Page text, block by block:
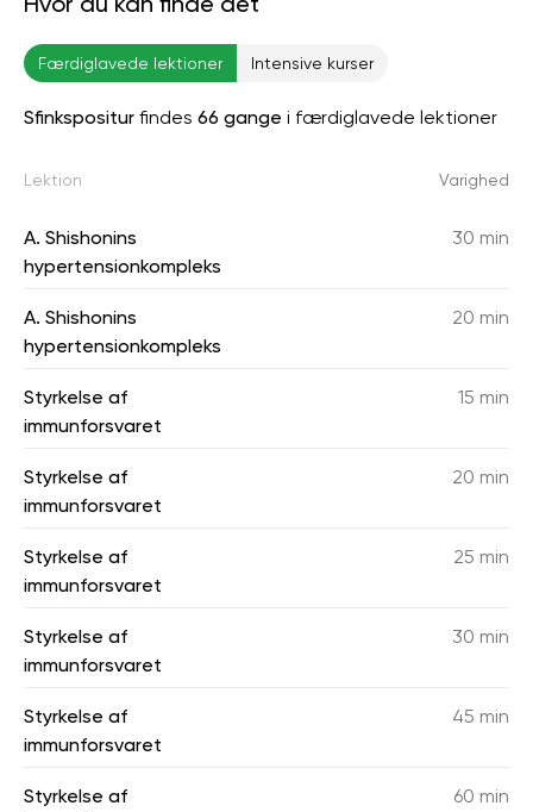
Færdiglavede lektioner Intensive kurser
Sfinkspositur findes 66 gange i færdiglavede lektioner
Lektion Varighed
A. Shishonins
hypertensionkompleks
30 min
A. Shishonins
hypertensionkompleks
20 min
Styrkelse af
immunforsvaret
15 min
Styrkelse af
immunforsvaret
20 min
Styrkelse af
immunforsvaret
25 min
Styrkelse af
immunforsvaret
30 min
Styrkelse af
immunforsvaret
45 min
Styrkelse af
60 min